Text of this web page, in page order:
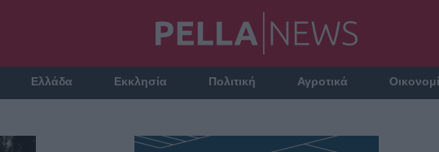
Ελλάδα Εκκλησία Πολιτική Αγροτικά